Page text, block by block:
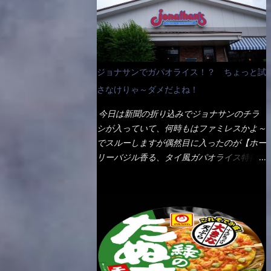
なんて見慣れないからねぇ～（コストがかか
る） 袋の裏側を見ると、韮とか卵の用意を
勧めている。 それなばらと冷蔵庫にあっ
た、黒豆モヤシ・韮・生卵を用意しました。
まず鍋1で湯を沸かし、麺を茹でる！ 小鍋
で別に湯を沸かし卵を溶きながら投入～ 次
にモヤシを入れて、粉末スープを投入！！
上がったら、丼へ入れてから小鍋のスープを
丼の中へ 最後に小鍋の具を上にかけ、韮の
葉の部分をドサッと乗せて調味油を入れて完
成です。 どうでしょう？ 見た目 Goodデ
イ・ノンスチーム製法で仕上げた、生めんに
近い風味のストレートめんです。 豚の旨味
に数種類の唐辛子、ニンニクを加えた辛さと
コクが凝縮された醤油ベースのスープです。
調味油に赤ラー油とごま油を使用することに
ペディアから・・・そうだろうな～笑 電子
レンジで弱めのワット（小生は500Wで3分
程度）温めてテーブルへ これ店舗の調理場
で、製造しているけど考えるに大き目のオー
ブン皿で焼いて、大凡の目安で小分けにして
いるようで、パックをよーく見たら表面のチ
ーズの乗り具合に結構な差が出ていた・・・
チーズに焦げ目が付いているのを、しっかり
確認し買うことをオススメします。（取り分
け量にも若干有り差がでてるだろう） 早速
タバスコを振りかけて食べてみると・・・結
使ってみたら、これが凄くうまくすくえるん
だよねぇ～（このスプーン当たりだね） 今
回新作のグラタンを頂きましたが、まずまず
の美味しさとダイソーのカレースプーンの。
すくい上げ力の良さを再度認識できました。
ジョナサンでガパオライス！？ ちょっと試
さなけりゃ～ダメだよね！
今日は新聞の折り込みでジョナサンのチラ
シが入っていて、何時もはファミレスかよ～
でスルーしますが偶然目に入ったのが【ホー
リーバジル香る、タイ風ガパオライス特得ク
て・・・今日じゃん！！ そこで近くのお店
へ・・・・ モーニング以外の通常メニュー
は、10:30以降に提供されるので10:40頃に店
内へ 私は基本的、どの店に行っても同じメ